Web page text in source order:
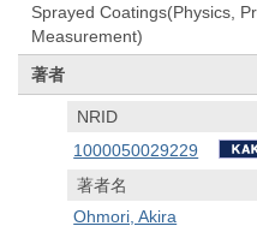
Sprayed Coatings(Physics,
Measurement)
著者
NRID
1000050029229
著者名
Ohmori, Akira